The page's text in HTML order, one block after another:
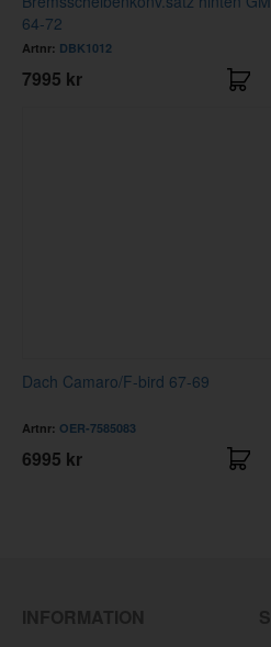
64-72
Artnr: DBK1012
7995 kr
Dach Camaro/F-bird 67-69
Artnr: OER-7585083
6995 kr